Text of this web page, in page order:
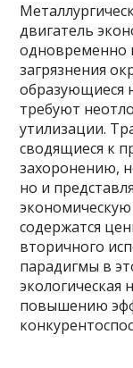
двигатель
одновременно
загрязнения
образующиеся
требуют
утилизации.
сводящиеся к
захоронению,
но и
содержатся
вторичного
парадигмы в
экологическая
повышению